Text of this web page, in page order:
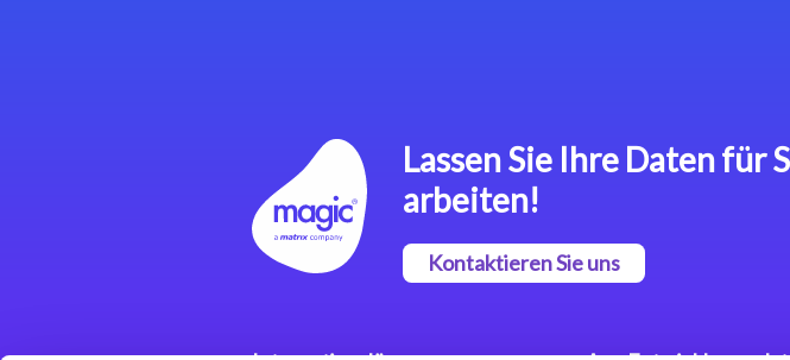
Lassen Sie Ihre Daten für
arbeiten!
Kontaktieren Sie uns